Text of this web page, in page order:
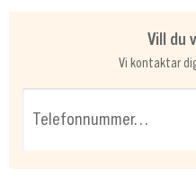
Vill du
Vi kontaktar
Telefonnummer…